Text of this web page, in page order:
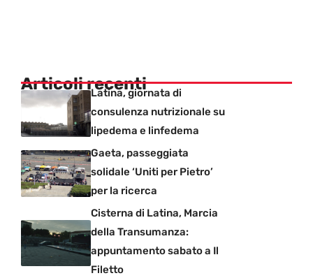
Articoli recenti
Latina, giornata di
consulenza nutrizionale su
lipedema e linfedema
Gaeta, passeggiata
solidale ‘Uniti per Pietro’
per la ricerca
Cisterna di Latina, Marcia
della Transumanza:
appuntamento sabato a Il
Filetto